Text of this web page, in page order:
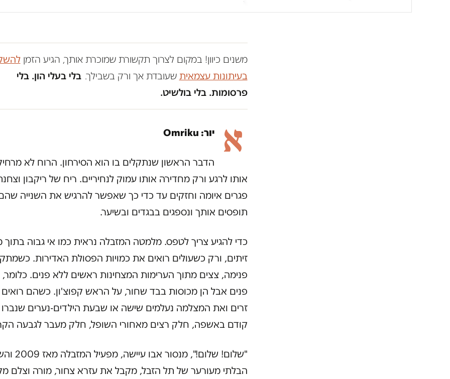
משנים כיוון! במקום לצרוך תקשורת שמוכרת אותך, הגיע הזמן
בעיתונות עצמאית שעובדת אך ורק בשבילך. בלי בעלי הון. בלי
פרסומות. בלי בולשיט.
א יור: Omriku
הדבר הראשון שנתקלים בו הוא הסירחון. הרוח לא
אותו לרגע ורק מחדירה אותו עמוק לנחיריים. ריח של ריקבון
פגרים איומה וחזקים עד כדי כך שאפשר להרגיש את השנייה
תופסים אותך ונספגים בבגדים ובשיער.
כדי להגיע צריך לטפס. מלמטה המזבלה נראית כמו אי גבוה
זיתים, ורק כשעולים רואים את כמויות הפסולת האדירות.
פנימה, צצים מתוך הערימות המצחינות ראשים ללא פנים. כלומר,
פנים אבל הן מכוסות בבד שחור, על הראש קפוצ'ון. כשהם רואים
זרים ואת המצלמה נעלמים שישה או שבעת הילדים-נערים
קודם באשפה, חלק רצים מאחורי השופל, חלק מעבר לגבעה
"שלום! שלום!", מנסור
הבלתי מעורער של תל הזבל, מקבל את עזרא צחור, מורה וצלם